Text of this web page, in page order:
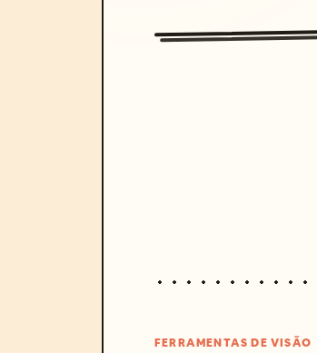
FERRAMENTAS DE VISÃO